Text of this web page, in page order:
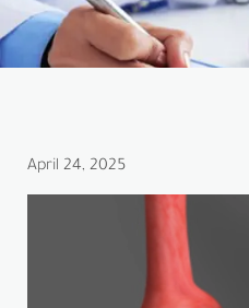
April 24, 2025